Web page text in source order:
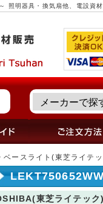
明器具・換気扇他、電設資
ベースライト(東芝ライテ
東芝ライテック